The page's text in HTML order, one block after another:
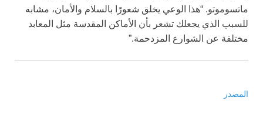
ماتسوموتو. “هذا الوعي يخلق شعورًا بالسلام والأمان، مشابه
للسبب الذي يجعلك تشعر بأن الأماكن المقدسة مثل المعابد
مختلفة عن الشوارع المزدحمة.”
المصدر